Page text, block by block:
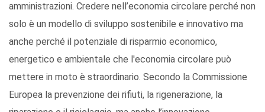
amministrazioni. Credere nell’economia circolare perché non
solo è un modello di sviluppo sostenibile e innovativo ma
anche perché il potenziale di risparmio economico,
energetico e ambientale che l'economia circolare può
mettere in moto è straordinario. Secondo la Commissione
Europea la prevenzione dei rifiuti, la rigenerazione, la